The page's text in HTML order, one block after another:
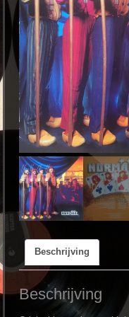
Beschrijving
Beschrijving